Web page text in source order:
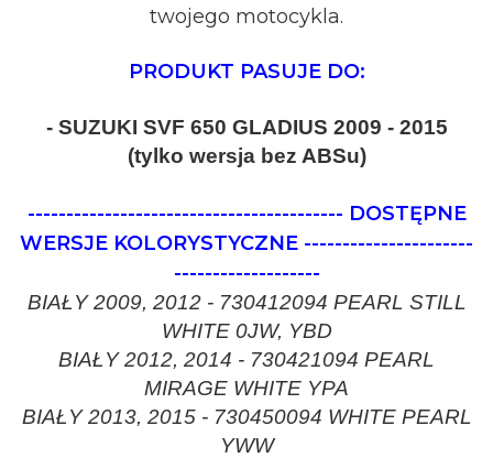
twojego motocykla.
PRODUKT PASUJE DO:
- SUZUKI SVF 650 GLADIUS 2009 - 2015
(tylko wersja bez ABSu)
----------------------------------------- DOSTĘPNE
WERSJE KOLORYSTYCZNE ----------------------
-------------------
BIAŁY 2009, 2012 - 730412094 PEARL STILL
WHITE 0JW, YBD
BIAŁY 2012, 2014 - 730421094 PEARL
MIRAGE WHITE YPA
BIAŁY 2013, 2015 - 730450094 WHITE PEARL
YWW